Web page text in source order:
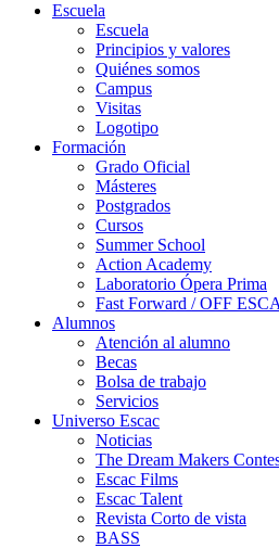
Escuela
Escuela
Principios y valores
Quiénes somos
Campus
Visitas
Logotipo
Formación
Grado Oficial
Másteres
Postgrados
Cursos
Summer School
Action Academy
Laboratorio Ópera Prima
Fast Forward / OFF
Alumnos
Atención al alumno
Becas
Bolsa de trabajo
Servicios
Universo Escac
Noticias
The Dream Makers
Escac Films
Escac Talent
Revista Corto de vista
BASS